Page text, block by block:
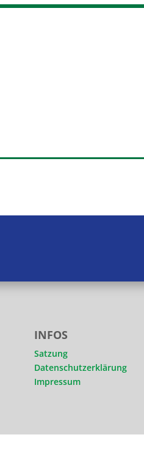
INFOS
Satzung
Datenschutzerklärung
Impressum